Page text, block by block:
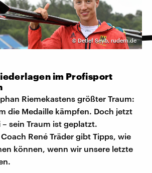
© Detlef Seyb, rudern.de
im Profisport
Riemekastens größter Traum:
die Medaille kämpfen. Doch jetzt
sein Traum ist geplatzt.
René Träder gibt Tipps, wie
können, wenn wir unsere letzte